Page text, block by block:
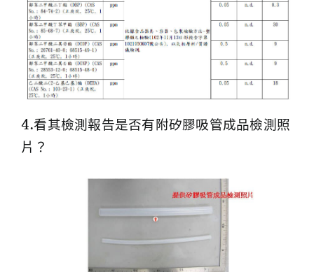
4.看其檢測報告是否有附矽膠吸管成品檢測照
片？